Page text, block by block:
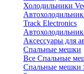
Холодильники
Track Electronics
Аксессуары для
Спальные мешки
Все Спальные
Спальные мешки